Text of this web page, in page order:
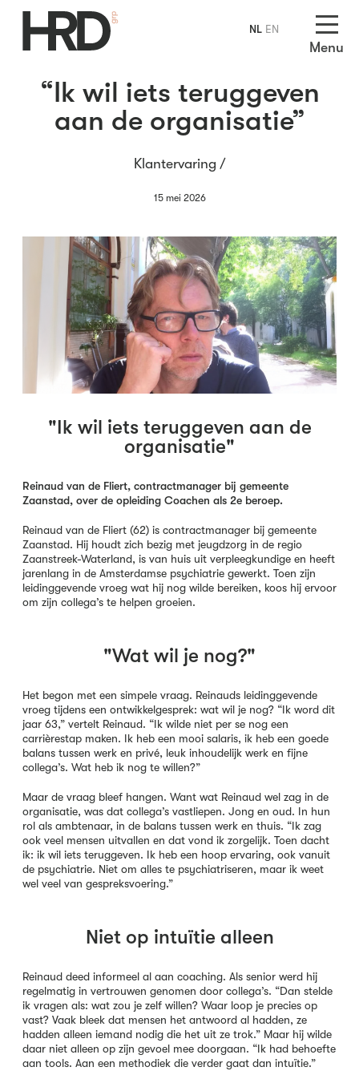
Menu
“Ik wil iets teruggeven
aan de organisatie”
Klantervaring /
15 mei 2026
"Ik wil iets teruggeven aan de
organisatie"
​Reinaud van de Fliert, contractmanager bij gemeente
Zaanstad, over de opleiding Coachen als 2e beroep.
Reinaud van de Fliert (62) is contractmanager bij gemeente
Zaanstad. Hij houdt zich bezig met jeugdzorg in de regio
Zaanstreek-Waterland, is van huis uit verpleegkundige en heeft
jarenlang in de Amsterdamse psychiatrie gewerkt. Toen zijn
leidinggevende vroeg wat hij nog wilde bereiken, koos hij ervoor
om zijn collega’s te helpen groeien.
"Wat wil je nog?"
Het begon met een simpele vraag. Reinauds leidinggevende
vroeg tijdens een ontwikkelgesprek: wat wil je nog? “Ik word dit
jaar 63,” vertelt Reinaud. “Ik wilde niet per se nog een
carrièrestap maken. Ik heb een mooi salaris, ik heb een goede
balans tussen werk en privé, leuk inhoudelijk werk en fijne
collega’s. Wat heb ik nog te willen?”
Maar de vraag bleef hangen. Want wat Reinaud wel zag in de
organisatie, was dat collega’s vastliepen. Jong en oud. In hun
rol als ambtenaar, in de balans tussen werk en thuis. “Ik zag
ook veel mensen uitvallen en dat vond ik zorgelijk. Toen dacht
ik: ik wil iets teruggeven. Ik heb een hoop ervaring, ook vanuit
de psychiatrie. Niet om alles te psychiatriseren, maar ik weet
wel veel van gespreksvoering.”
Niet op intuïtie alleen
Reinaud deed informeel al aan coaching. Als senior werd hij
regelmatig in vertrouwen genomen door collega’s. “Dan stelde
ik vragen als: wat zou je zelf willen? Waar loop je precies op
vast? Vaak bleek dat mensen het antwoord al hadden, ze
hadden alleen iemand nodig die het uit ze trok.” Maar hij wilde
daar niet alleen op zijn gevoel mee doorgaan. “Ik had behoefte
aan tools. Aan een methodiek die verder gaat dan intuïtie.”
NL EN